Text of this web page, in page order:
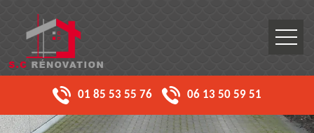
01 85 53 55 76 06 13 50 59 51